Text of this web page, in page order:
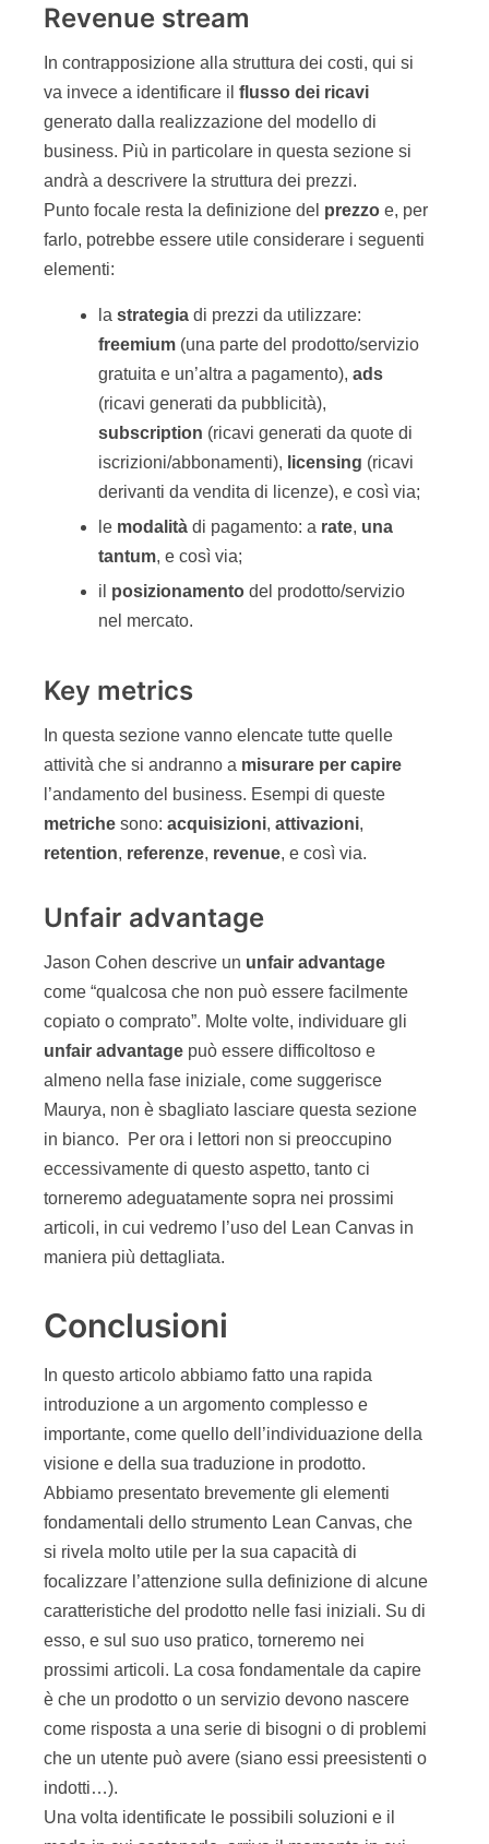
Revenue stream
In contrapposizione alla struttura dei costi, qui si
va invece a identificare il flusso dei ricavi
generato dalla realizzazione del modello di
business. Più in particolare in questa sezione si
andrà a descrivere la struttura dei prezzi.
Punto focale resta la definizione del prezzo e, per
farlo, potrebbe essere utile considerare i seguenti
elementi:
la strategia di prezzi da utilizzare:
freemium (una parte del prodotto/servizio
gratuita e un’altra a pagamento), ads
(ricavi generati da pubblicità),
subscription (ricavi generati da quote di
iscrizioni/abbonamenti), licensing (ricavi
derivanti da vendita di licenze), e così via;
le modalità di pagamento: a rate, una
tantum, e così via;
il posizionamento del prodotto/servizio
nel mercato.
Key metrics
In questa sezione vanno elencate tutte quelle
attività che si andranno a misurare per capire
l’andamento del business. Esempi di queste
metriche sono: acquisizioni, attivazioni,
retention, referenze, revenue, e così via.
Unfair advantage
Jason Cohen descrive un unfair advantage
come “qualcosa che non può essere facilmente
copiato o comprato”. Molte volte, individuare gli
unfair advantage può essere difficoltoso e
almeno nella fase iniziale, come suggerisce
Maurya, non è sbagliato lasciare questa sezione
in bianco. Per ora i lettori non si preoccupino
eccessivamente di questo aspetto, tanto ci
torneremo adeguatamente sopra nei prossimi
articoli, in cui vedremo l’uso del Lean Canvas in
maniera più dettagliata.
Conclusioni
In questo articolo abbiamo fatto una rapida
introduzione a un argomento complesso e
importante, come quello dell’individuazione della
visione e della sua traduzione in prodotto.
Abbiamo presentato brevemente gli elementi
fondamentali dello strumento Lean Canvas, che
si rivela molto utile per la sua capacità di
focalizzare l’attenzione sulla definizione di alcune
caratteristiche del prodotto nelle fasi iniziali. Su di
esso, e sul suo uso pratico, torneremo nei
prossimi articoli. La cosa fondamentale da capire
è che un prodotto o un servizio devono nascere
come risposta a una serie di bisogni o di problemi
che un utente può avere (siano essi preesistenti o
indotti…).
Una volta identificate le possibili soluzioni e il